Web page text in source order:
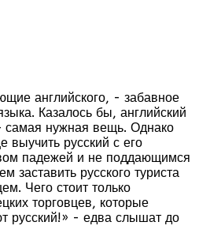
английского, - забавное
Казалось бы, английский
самая нужная вещь. Однако
выучить русский с его
падежей и не поддающимся
заставить русского туриста
Чего стоит только
торговцев, которые
русский!» - едва слышат до